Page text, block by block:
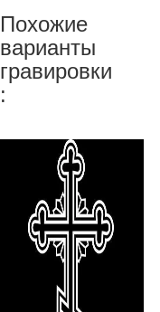
Похожие
варианты
гравировки
: